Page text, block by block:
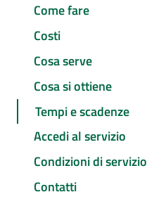
Come fare
Costi
Cosa serve
Cosa si ottiene
Tempi e scadenze
Accedi al servizio
Condizioni di servizio
Contatti